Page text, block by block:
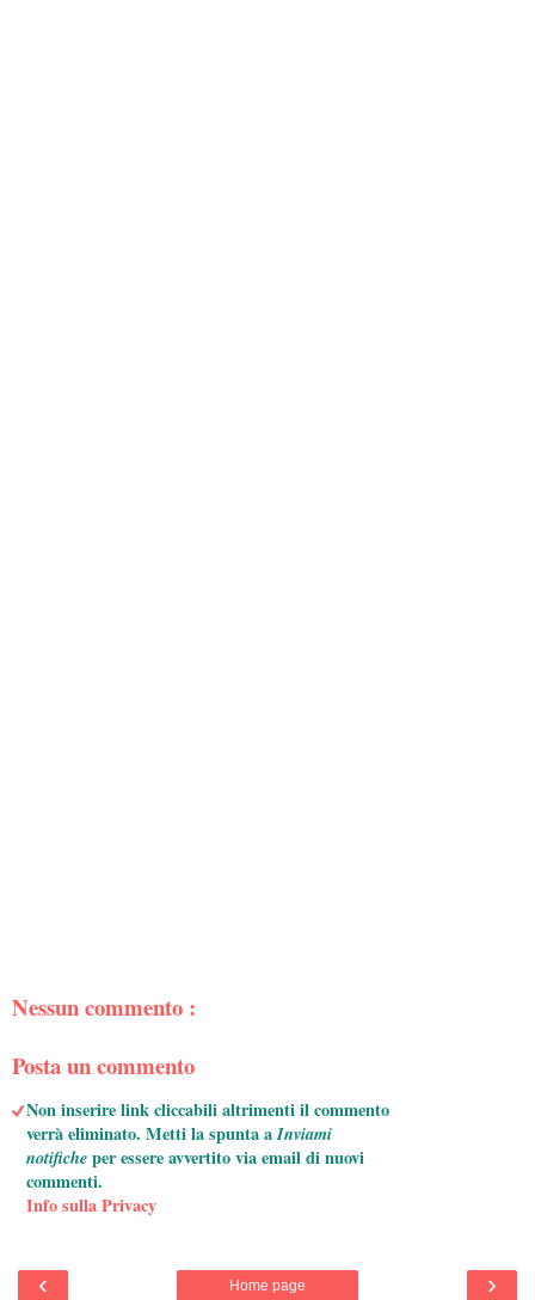
Nessun commento :
Posta un commento
Non inserire link cliccabili altrimenti il commento
verrà eliminato. Metti la spunta aInviami
notificheper essere avvertito via email di nuovi
commenti.
Info sulla Privacy
‹ ›
Home page